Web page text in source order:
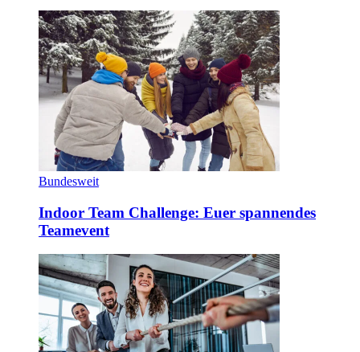
Bundesweit
Indoor Team Challenge: Euer spannendes
Teamevent